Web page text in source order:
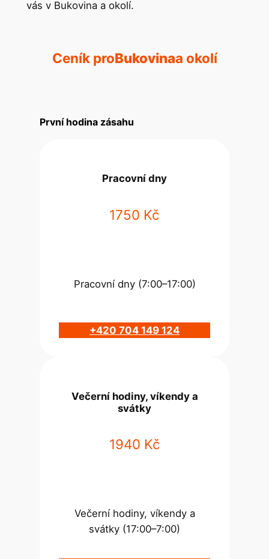
vás v Bukovina a okolí.
Ceník proBukovinaa okolí
První hodina zásahu
Pracovní dny
1750 Kč
Pracovní dny (7:00–17:00)
+420 704 149 124
Večerní hodiny, víkendy a
svátky
1940 Kč
Večerní hodiny, víkendy a
svátky (17:00–7:00)